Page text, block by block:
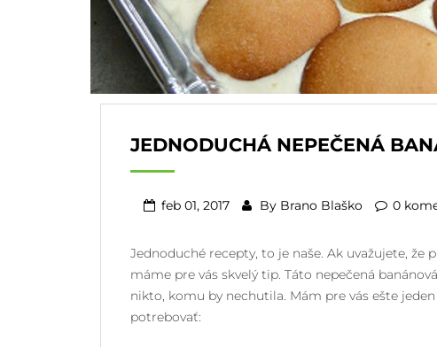
JEDNODUCHÁ NEPEČENÁ
feb 01, 2017 By Brano Blaško 0
Jednoduché recepty, to je naše. Ak uvažujete,
máme pre vás skvelý tip. Táto nepečená
nikto, komu by nechutila. Mám pre vás ešte
potrebovať: